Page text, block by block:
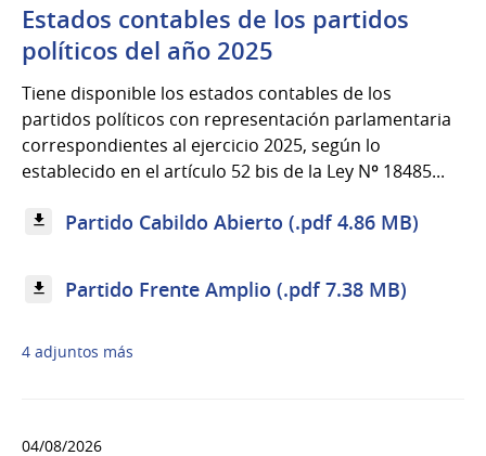
Estados contables de los partidos
políticos del año 2025
Tiene disponible los estados contables de los
partidos políticos con representación parlamentaria
correspondientes al ejercicio 2025, según lo
establecido en el artículo 52 bis de la Ley Nº 18485...
Partido Cabildo Abierto (.pdf 4.86 MB)
Partido Frente Amplio (.pdf 7.38 MB)
4 adjuntos más
04/08/2026